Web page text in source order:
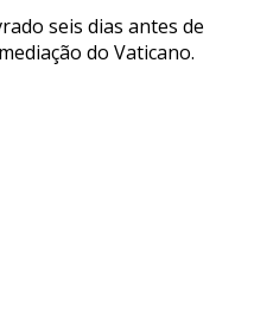
seis dias antes de
do Vaticano.